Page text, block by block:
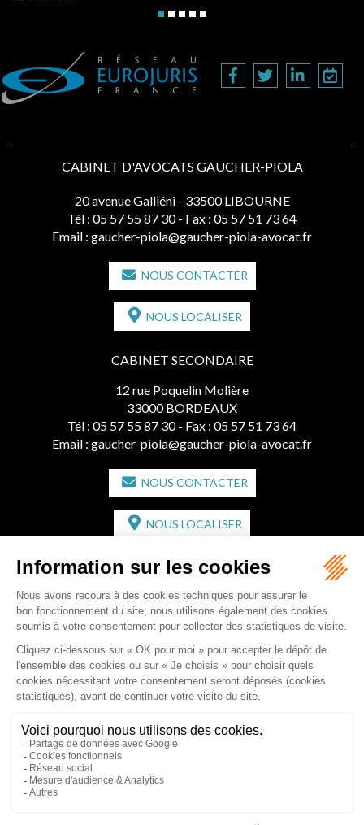
CABINET D'AVOCATS GAUCHER-PIOLA
20 avenue Galliéni - 33500 LIBOURNE
Tél : 05 57 55 87 30 - Fax : 05 57 51 73 64
Email : gaucher-piola@gaucher-piola-avocat.fr
NOUS CONTACTER
NOUS LOCALISER
CABINET SECONDAIRE
12 rue Poquelin Molière
33000 BORDEAUX
Tél : 05 57 55 87 30 - Fax : 05 57 51 73 64
Email : gaucher-piola@gaucher-piola-avocat.fr
NOUS CONTACTER
NOUS LOCALISER
CABINET SECONDAIRE
2 bis Avenue de l'Europe
33350 ST MAGNE-DE-CASTILLON
Tél :05 57 55 87 30 - Fax : 05 57 51 73 64
Email :gaucher-piola@gaucher-piola-avocat.fr
NOUS CONTACTER
NOUS LOCALISER